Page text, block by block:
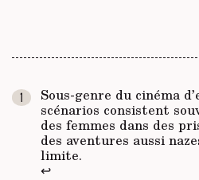
Sous-genre du cinéma
scénarios consistent
des femmes dans des
des aventures aussi
limite.
↩